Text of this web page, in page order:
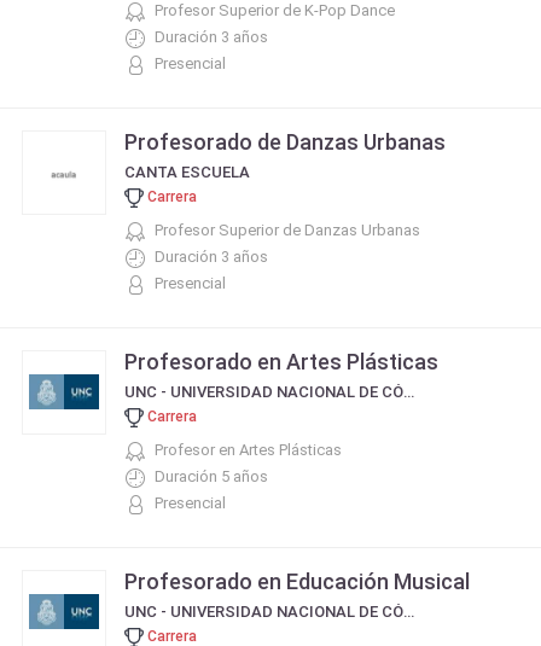
Profesor Superior de K-Pop Dance
Duración 3 años
Presencial
Profesorado de Danzas Urbanas
CANTA ESCUELA
Carrera
Profesor Superior de Danzas Urbanas
Duración 3 años
Presencial
Profesorado en Artes Plásticas
UNC - UNIVERSIDAD NACIONAL DE CÓRDOBA
Carrera
Profesor en Artes Plásticas
Duración 5 años
Presencial
Profesorado en Educación Musical
UNC - UNIVERSIDAD NACIONAL DE CÓRDOBA
Carrera